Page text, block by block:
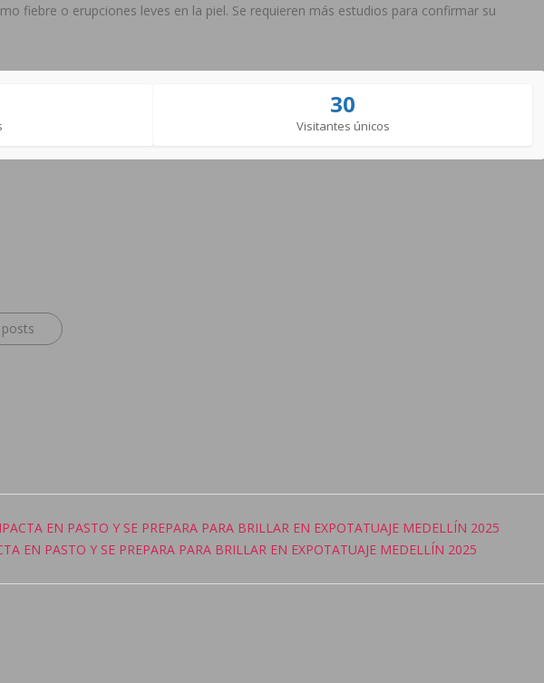
fiebre o erupciones leves en la piel. Se requieren más estudios para confirmar su
30
Visitantes únicos
EN PASTO Y SE PREPARA PARA BRILLAR EN EXPOTATUAJE MEDELLÍN 2025
EN PASTO Y SE PREPARA PARA BRILLAR EN EXPOTATUAJE MEDELLÍN 2025